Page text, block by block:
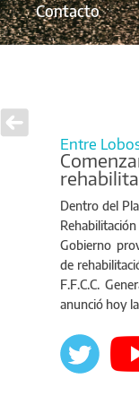
Contacto
Entre
Dentro del
Gobierno
de
F.F.C.C.
anunció hoy